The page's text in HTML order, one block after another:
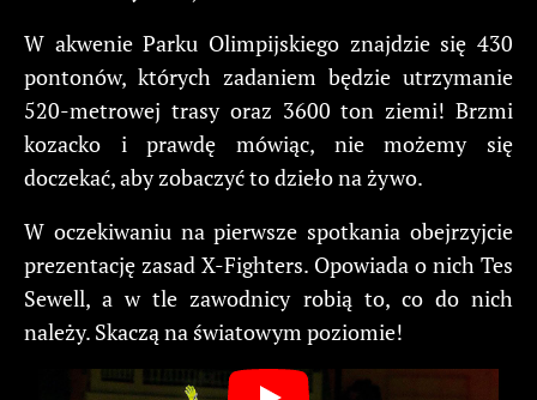
W akwenie Parku Olimpijskiego znajdzie się 430
pontonów, których zadaniem będzie utrzymanie
520-metrowej trasy oraz 3600 ton ziemi! Brzmi
kozacko i prawdę mówiąc, nie możemy się
doczekać, aby zobaczyć to dzieło na żywo.
W oczekiwaniu na pierwsze spotkania obejrzyjcie
prezentację zasad X-Fighters. Opowiada o nich Tes
Sewell, a w tle zawodnicy robią to, co do nich
należy. Skaczą na światowym poziomie!